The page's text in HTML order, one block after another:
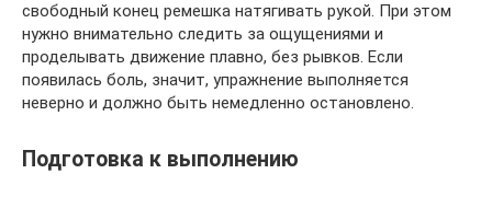
свободный конец ремешка натягивать рукой. При этом
нужно внимательно следить за ощущениями и
проделывать движение плавно, без рывков. Если
появилась боль, значит, упражнение выполняется
неверно и должно быть немедленно остановлено.
Подготовка к выполнению